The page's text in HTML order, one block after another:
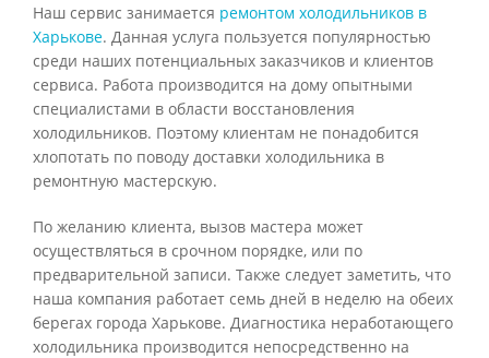
Наш сервис занимается ремонтом холодильников в
Харькове. Данная услуга пользуется популярностью
среди наших потенциальных заказчиков и клиентов
сервиса. Работа производится на дому опытными
специалистами в области восстановления
холодильников. Поэтому клиентам не понадобится
хлопотать по поводу доставки холодильника в
ремонтную мастерскую.
По желанию клиента, вызов мастера может
осуществляться в срочном порядке, или по
предварительной записи. Также следует заметить, что
наша компания работает семь дней в неделю на обеих
берегах города Харькове. Диагностика неработающего
холодильника производится непосредственно на